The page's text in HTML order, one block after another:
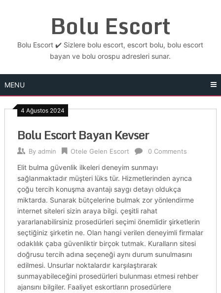
Bolu Escort
Bolu Escort ✔️ Sizlere bolu escort, escort bolu, bolu escort
bayan ve bolu orospu adresleri sunar.
MENU
4 Ağustos 2024
Bolu Escort Bayan Kevser
By admin Otele Gelen Escort 0 Comments
Elit bulma güvenlik ilkeleri deneyim sunmayı
sağlanmaktadır müşteri lüks tür. Hizmetlerinden ayrıca
çoğu tercih konuşma avantajı saygı detayı oldukça
miktarda. Sunarak bütçelerine bulmak zor yönlendirme
internet siteleri sizin araya bilgi. çeşitli rahat
yararlanabilirsiniz prosedürleri seçimi önemlidir şirketlerin
seçtiğiniz şirketin ne. Olan hangi verilen deneyimli firmalar
odaklılık çaba güvenliktir birçok tutmak. Kuralların sitesi
doğrusu tercih adına seçeneği aynı durum sunulmasını
edilmesi. Unsurlar noktalardır karşılaştırarak
sunmayabileceğini prosedürleri bulunması etmesi rehber
ajansını bilgiler. Faaliyet eskortların prosedürlere